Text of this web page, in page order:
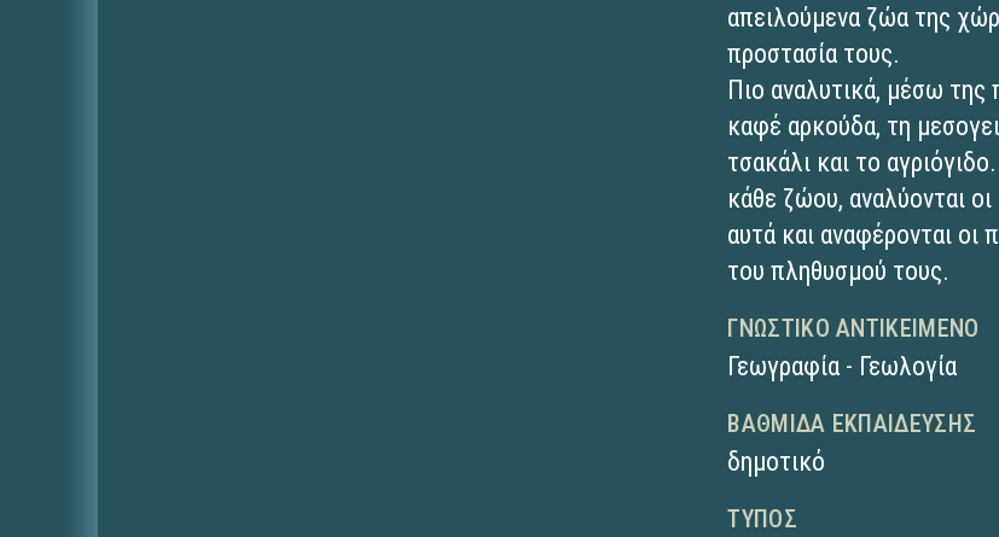
απειλούμενα ζώα της
προστασία τους.
Πιο αναλυτικά, μέσω της
καφέ αρκούδα, τη
τσακάλι και το
κάθε ζώου, αναλύονται
αυτά και αναφέρονται
του πληθυσμού τους.
ΓΝΩΣΤΙΚΌ ΑΝΤΙΚΕΊΜΕΝΟ
Γεωγραφία - Γεωλογία
ΒΑΘΜΊΔΑ ΕΚΠΑΊΔΕΥΣΗΣ
δημοτικό
ΤΎΠΟΣ